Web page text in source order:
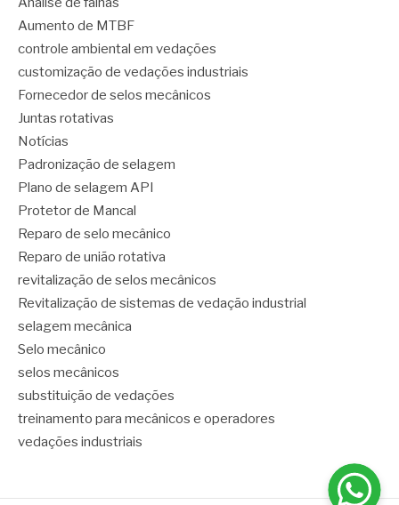
Aumento de MTBF
controle ambiental em vedações
customização de vedações industriais
Fornecedor de selos mecânicos
Juntas rotativas
Notícias
Padronização de selagem
Plano de selagem API
Protetor de Mancal
Reparo de selo mecânico
Reparo de união rotativa
revitalização de selos mecânicos
Revitalização de sistemas de vedação industrial
selagem mecânica
Selo mecânico
selos mecânicos
substituição de vedações
treinamento para mecânicos e operadores
vedações industriais